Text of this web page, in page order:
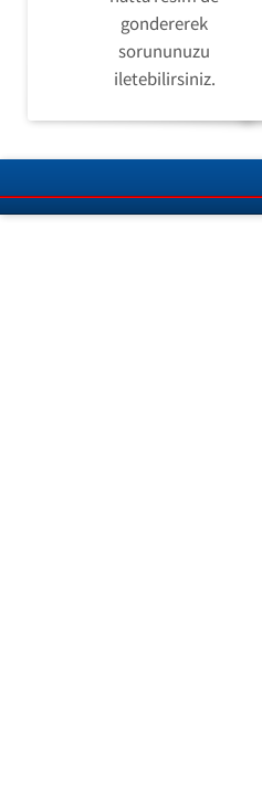
gondererek
sorununuzu
iletebilirsiniz.